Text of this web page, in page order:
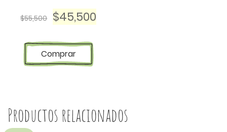
$55,500 $45,500
Comprar
Productos relacionados